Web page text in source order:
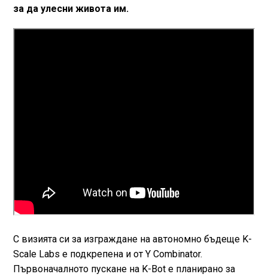
за да улесни живота им.
С визията си за изграждане на автономно бъдеще K-
Scale Labs е подкрепена и от Y Combinator.
Първоначалното пускане на K-Bot е планирано за